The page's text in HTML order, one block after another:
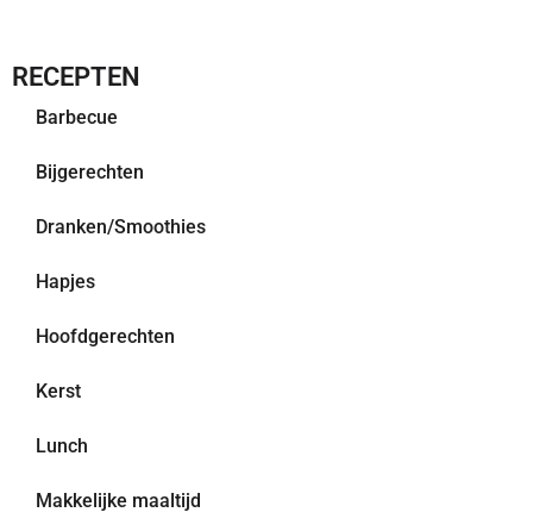
RECEPTEN
Barbecue
Bijgerechten
Dranken/Smoothies
Hapjes
Hoofdgerechten
Kerst
Lunch
Makkelijke maaltijd